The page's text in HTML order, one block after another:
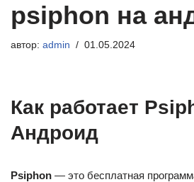
psiphon на
автор: admin 01.05.2024
Как работает
Андроид
Psiphon — это бесплатная